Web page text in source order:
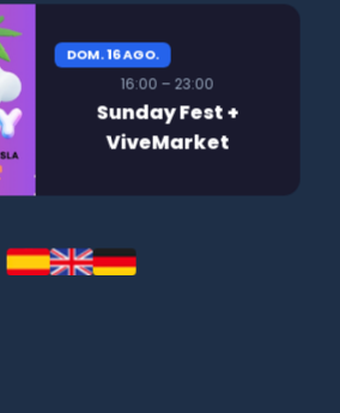
DOM. 16 AGO.
16:00 – 23:00
Sunday Fest +
ViveMarket